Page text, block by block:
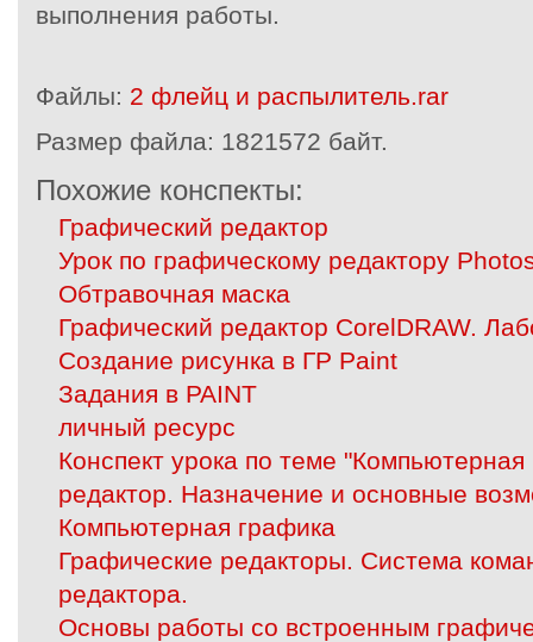
выполнения работы.
Файлы: 2 флейц и распылитель.rar
Размер файла: 1821572 байт.
Похожие конспекты:
Графический редактор
Урок по графическому редактору
Обтравочная маска
Графический редактор CorelDRAW.
Создание рисунка в ГР Paint
Задания в PAINT
личный ресурс
Конспект урока по теме
редактор. Назначение и основные
Компьютерная графика
Графические редакторы. Система
редактора.
Основы работы со встроенным